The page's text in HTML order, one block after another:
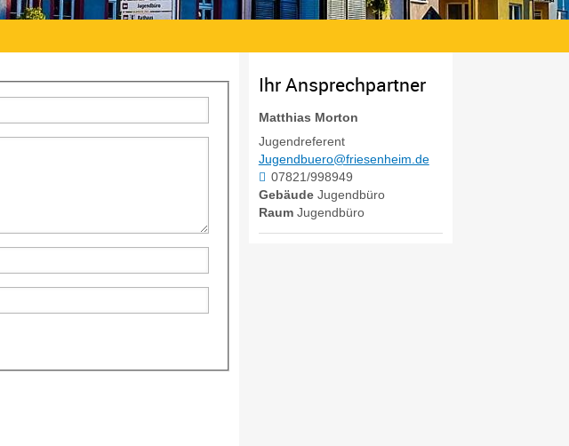
Ihr Ansprechpartner
Matthias Morton
Jugendreferent
Jugendbuero@friesenheim.de
07821/998949
Gebäude Jugendbüro
Raum Jugendbüro